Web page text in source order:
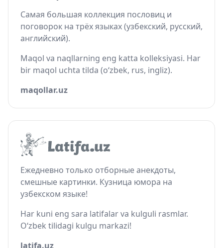
Самая большая коллекция пословиц и
поговорок на трёх языках (узбекский, русский,
английский).
Maqol va naqllarning eng katta kolleksiyasi. Har
bir maqol uchta tilda (o‘zbek, rus, ingliz).
maqollar.uz
Ежедневно только отборные анекдоты,
смешные картинки. Кузница юмора на
узбекском языке!
Har kuni eng sara latifalar va kulguli rasmlar.
O‘zbek tilidagi kulgu markazi!
latifa.uz